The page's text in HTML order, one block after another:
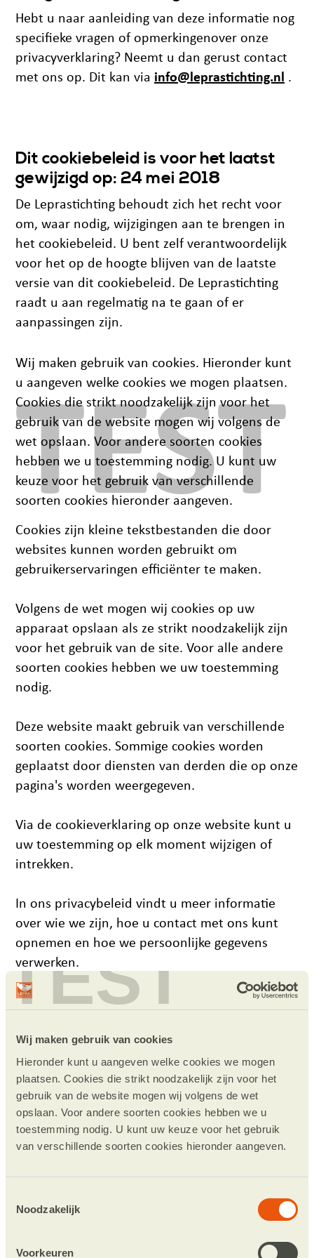
TEST
Wij maken gebruik van cookies
Hieronder kunt u aangeven welke cookies we mogen
plaatsen. Cookies die strikt noodzakelijk zijn voor het
gebruik van de website mogen wij volgens de wet
opslaan. Voor andere soorten cookies hebben we u
toestemming nodig. U kunt uw keuze voor het gebruik
van verschillende soorten cookies hieronder aangeven.
Noodzakelijk
Voorkeuren
Hebt u naar aanleiding van deze informatie nog
specifieke vragen of opmerkingenover onze
privacyverklaring? Neemt u dan gerust contact
met ons op. Dit kan via info@leprastichting.nl .
Dit cookiebeleid is voor het laatst
gewijzigd op: 24 mei 2018
De Leprastichting behoudt zich het recht voor
om, waar nodig, wijzigingen aan te brengen in
het cookiebeleid. U bent zelf verantwoordelijk
voor het op de hoogte blijven van de laatste
versie van dit cookiebeleid. De Leprastichting
raadt u aan regelmatig na te gaan of er
aanpassingen zijn.
TEST
Wij maken gebruik van cookies. Hieronder kunt
u aangeven welke cookies we mogen plaatsen.
Cookies die strikt noodzakelijk zijn voor het
gebruik van de website mogen wij volgens de
wet opslaan. Voor andere soorten cookies
hebben we u toestemming nodig. U kunt uw
keuze voor het gebruik van verschillende
soorten cookies hieronder aangeven.
Cookies zijn kleine tekstbestanden die door
websites kunnen worden gebruikt om
gebruikerservaringen efficiënter te maken.
Volgens de wet mogen wij cookies op uw
apparaat opslaan als ze strikt noodzakelijk zijn
voor het gebruik van de site. Voor alle andere
soorten cookies hebben we uw toestemming
nodig.
Deze website maakt gebruik van verschillende
soorten cookies. Sommige cookies worden
geplaatst door diensten van derden die op onze
pagina's worden weergegeven.
Via de cookieverklaring op onze website kunt u
uw toestemming op elk moment wijzigen of
intrekken.
In ons privacybeleid vindt u meer informatie
over wie we zijn, hoe u contact met ons kunt
opnemen en hoe we persoonlijke gegevens
verwerken.
Uw toestemming geldt voor de volgende
domeinen: lepradev.cloudresident.nl
Verander uw toestemming
Cookieverklaring laatst bijgewerkt op
24/07/2026 doorCookiebot:
website mogelijk te maken. Zonder deze cookies kan de website niet naar
behoren werken.
Maximale
bewaartermijn